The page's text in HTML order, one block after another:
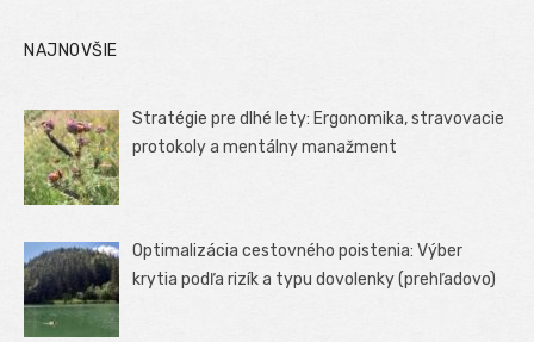
NAJNOVŠIE
Stratégie pre dlhé lety: Ergonomika, stravovacie
protokoly a mentálny manažment
Optimalizácia cestovného poistenia: Výber
krytia podľa rizík a typu dovolenky (prehľadovo)